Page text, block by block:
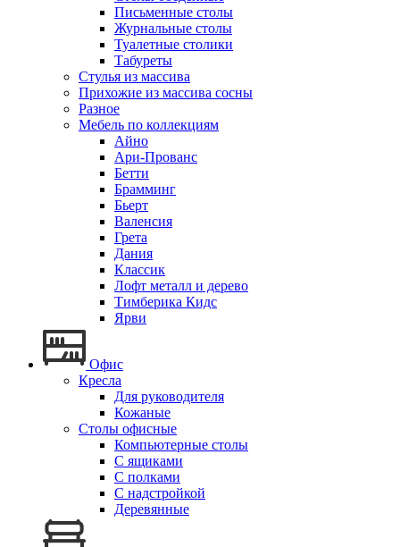
Письменные столы
Журнальные столы
Туалетные столики
Табуреты
Стулья из массива
Прихожие из массива сосны
Разное
Мебель по коллекциям
Айно
Ари-Прованс
Бетти
Брамминг
Бьерт
Валенсия
Грета
Дания
Классик
Лофт металл и дерево
Тимберика Кидс
Ярви
Офис
Кресла
Для руководителя
Кожаные
Столы офисные
Компьютерные столы
С ящиками
С полками
С надстройкой
Деревянные